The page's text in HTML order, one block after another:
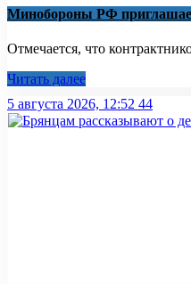
Минобoроны РФ
Отмечается, что
Читать далее
5 августа 2026, 12:52 44